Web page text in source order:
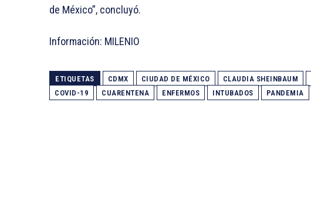
de México”, concluyó.
Información: MILENIO
ETIQUETAS CDMX CIUDAD DE MÉXICO CLAUDIA SHEINBAUM
COVID-19
CUARENTENA ENFERMOS INTUBADOS PANDEMIA